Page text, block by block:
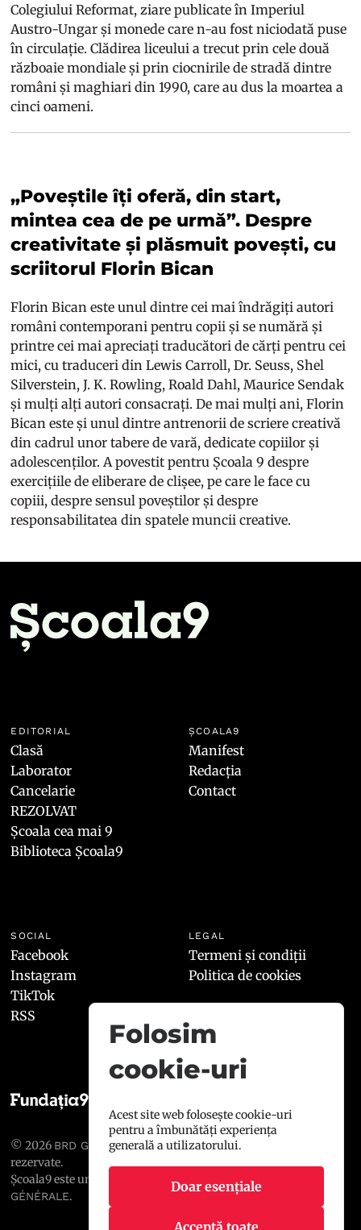
Colegiului Reformat, ziare publicate în Imperiul
Austro-Ungar și monede care n-au fost niciodată puse
în circulație. Clădirea liceului a trecut prin cele două
războaie mondiale și prin ciocnirile de stradă dintre
români și maghiari din 1990, care au dus la moartea a
cinci oameni.
„Poveștile îți oferă, din start,
mintea cea de pe urmă”. Despre
creativitate și plăsmuit povești, cu
scriitorul Florin Bican
Florin Bican este unul dintre cei mai îndrăgiți autori
români contemporani pentru copii și se numără și
printre cei mai apreciați traducători de cărți pentru cei
mici, cu traduceri din Lewis Carroll, Dr. Seuss, Shel
Silverstein, J. K. Rowling, Roald Dahl, Maurice Sendak
și mulți alți autori consacrați. De mai mulți ani, Florin
Bican este și unul dintre antrenorii de scriere creativă
din cadrul unor tabere de vară, dedicate copiilor și
adolescenților. A povestit pentru Școala 9 despre
exercițiile de eliberare de clișee, pe care le face cu
copiii, despre sensul poveștilor și despre
responsabilitatea din spatele muncii creative.
EDITORIAL
Clasă
Laborator
Cancelarie
REZOLVAT
Școala cea mai 9
Biblioteca Școala9
ȘCOALA9
Manifest
Redacția
Contact
SOCIAL
Facebook
Instagram
TikTok
RSS
LEGAL
Termeni și condiții
Politica de cookies
© 2026 BRD GROUPE SOCIÉTÉ GÉNÉRALE
rezervate.
Școala9 este un proiect susținut de
BRD GROUPE SOCIÉTÉ
GÉNÉRALE.
Folosim
cookie-uri
Acest site web folosește cookie-uri
pentru a îmbunătăți experiența
generală a utilizatorului.
Doar esențiale